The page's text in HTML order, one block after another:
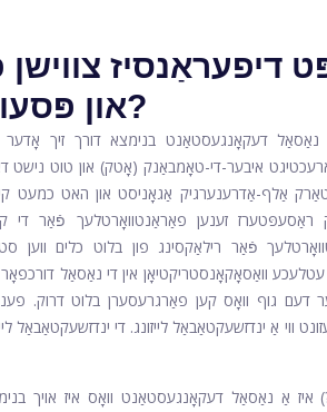
דיפעראַנסיז
און פּסעודאָעפעדרינע?
נאַסאַל דעקאָנגעסטאַנט בנימצא דורך זיך אָדער
איבער-די-טאָמבאַנק (אָטק) און טוט
אַלף-אַדרענערגיק אַגאָניסט און האט כמעט
ראַסעפּטערז זענען פאַראַנטוואָרטלעך פֿאַר די
פֿאַר רילאַקסינג פון בלוט כלים ווען
וואַסאָקאָנסטריקטיאָן אין די נאַסאַל דורכפאָר
דעם גוף וואָס קען פאַרגרעסערן בלוט דרוק.
ווי אַ ינדזשעקטאַבאַל לייזונג. די ינדזשעקטאַבאַל
איז אַ נאַסאַל דעקאָנגעסטאַנט וואָס איז אויך